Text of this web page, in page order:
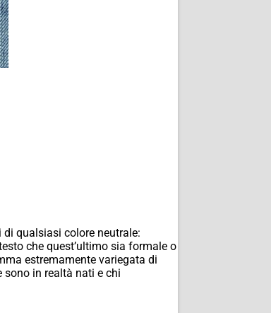
qualsiasi colore neutrale:
che quest’ultimo sia formale o
estremamente variegata di
in realtà nati e chi